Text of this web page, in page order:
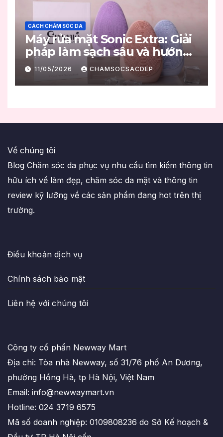
CÁCH CHĂM SÓC DA
Máy rửa mặt Sonic Extra: Giải
pháp làm sạch sâu và hướng
dẫn sử dụng đúng chuẩn
11/05/2026 CHAMSOCSACDEP
Về chúng tôi
Blog Chăm sóc da phục vụ nhu cầu tìm kiếm thông tin
hữu ích về làm đẹp, chăm sóc da mặt và thông tin
review kỹ lưỡng về các sản phẩm đang hot trên thị
trường.
Điều khoản dịch vụ
Chính sách bảo mật
Liên hệ với chúng tôi
Công ty cổ phẩn Newway Mart
Địa chỉ: Tòa nhà Newway, số 31/76 phố An Dương,
phường Hồng Hà, tp Hà Nội, Việt Nam
Email: info@newwaymart.vn
Hotline: 024 3719 6575
Mã số doanh nghiệp: 0109808236 do Sở Kế hoạch &